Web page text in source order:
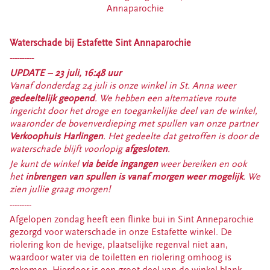
Estafette recyclewinkel Franeker
Zelf spullen brengen
Spullen thuis laten ophalen
Deze spullen kun je bij ons inleveren
Inleveren kleding en textiel
Bezorg- en ophaalservice
Vrijwilliger worden
Vrijwilligersvacatures
Over Estafette
Nieuws
Blogs & interviews
Werken bij Estafette
Annaparochie
Waterschade bij Estafette Sint Annaparochie
----------
UPDATE – 23 juli, 16:48 uur
Vanaf donderdag 24 juli is onze winkel in St. Anna weer
gedeeltelijk geopend. We hebben een alternatieve route
ingericht door het droge en toegankelijke deel van de winkel,
waaronder de bovenverdieping met spullen van onze partner
Verkoophuis Harlingen. Het gedeelte dat getroffen is door de
waterschade blijft voorlopigafgesloten.
Je kunt de winkel via beide ingangenweer bereiken en ook
hetinbrengen van spullen is vanaf morgen weer mogelijk. We
zien jullie graag morgen!
---------
Afgelopen zondag heeft een flinke bui in Sint Anneparochie
gezorgd voor waterschade in onze Estafette winkel. De
riolering kon de hevige, plaatselijke regenval niet aan,
waardoor water via de toiletten en riolering omhoog is